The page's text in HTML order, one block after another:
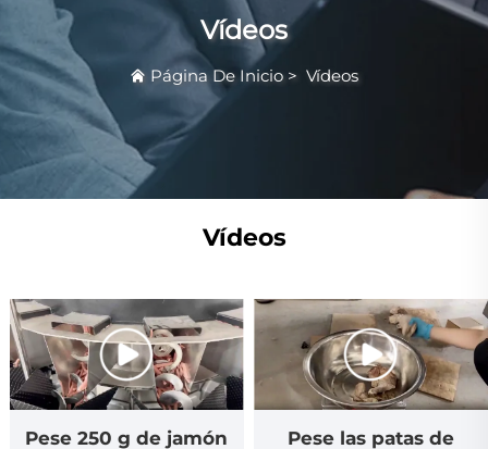
Vídeos
Página De Inicio > Vídeos
Vídeos
Pese 250 g de jamón
Pese las patas de